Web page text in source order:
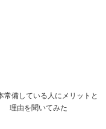
常備している人にメリットと
理由を聞いてみた